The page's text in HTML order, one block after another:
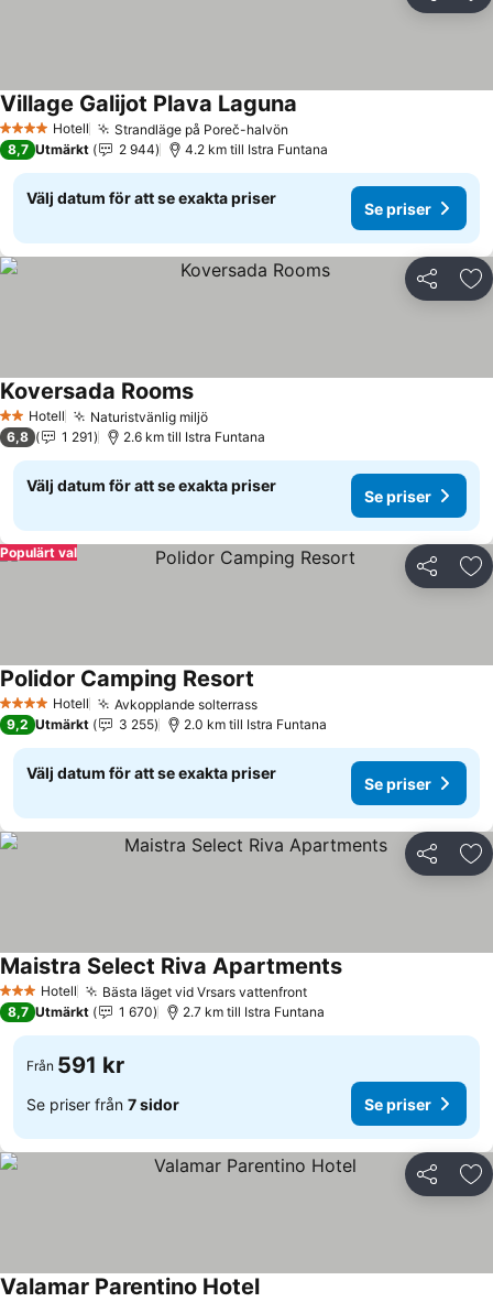
4 StjärnorHotell Strandläge på Poreč-halvön
Village Galijot Plava Laguna
8,7 Utmärkt 2 944 4.2 km till Istra Funtana
Välj datum för att se exakta priser
Se priser
Dela
2 Stjärnor
Hotell Naturistvänlig miljöSe priser
Koversada RoomsSe priser
6,8 1 291 2.6 km till Istra Funtana
Välj datum för att se exakta priser
Se priser
Dela
Populärt val
4 StjärnorHotell Avkopplande solterrassSe priser
Polidor Camping Resort
9,2 Utmärkt 3 255 2.0 km till Istra Funtana
Välj datum för att se exakta priser
Se priser
Dela
3 StjärnorHotell Bästa läget vid Vrsars vattenfrontSe priser
Maistra Select Riva ApartmentsSe priser
8,7 Utmärkt 1 670 2.7 km till Istra Funtana
Från 591 kr
Se priser från 7 sidor Se priser
Dela
Valamar Parentino Hotel